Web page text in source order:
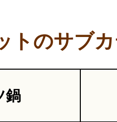
トのサブ
鍋